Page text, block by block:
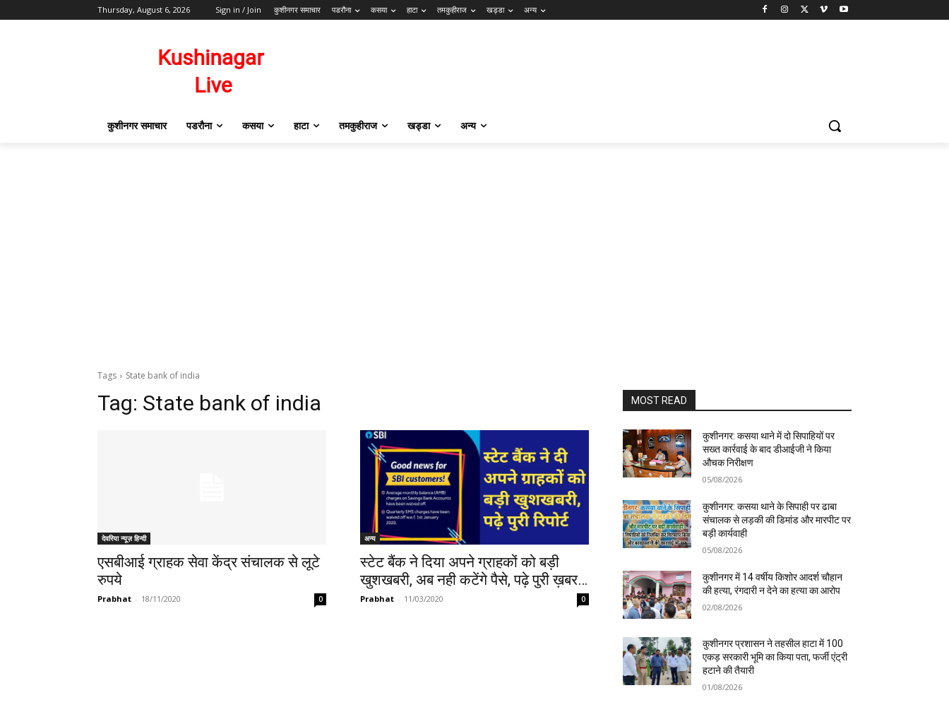
Thursday, August 6, 2026 Sign in / Join कुशीनगर समाचार पडरौना कसया हाटा तमकुहीराज खड्डा अन्य
कुशीनगर समाचार पडरौना कसया हाटा तमकुहीराज खड्डा अन्य
Tags State bank of india
Tag: State bank of india
देवरिया न्यूज़ हिन्दी
एसबीआई ग्राहक सेवा केंद्र संचालक से लूटे
रुपये
Prabhat - 18/11/2020 0
अन्य
स्टेट बैंक ने दिया अपने ग्राहकों को बड़ी
खुशखबरी, अब नही कटेंगे पैसे, पढ़े पुरी ख़बर…
Prabhat - 11/03/2020 0
MOST READ
कुशीनगर: कसया थाने में दो सिपाहियों पर
सख्त कार्रवाई के बाद डीआईजी ने किया
औचक निरीक्षण
05/08/2026
कुशीनगर: कसया थाने के सिपाही पर ढाबा
संचालक से लड़की की डिमांड और मारपीट पर
बड़ी कार्यवाही
05/08/2026
कुशीनगर में 14 वर्षीय किशोर आदर्श चौहान
की हत्या, रंगदारी न देने का हत्या का आरोप
02/08/2026
कुशीनगर प्रशासन ने तहसील हाटा में 100
एकड़ सरकारी भूमि का किया पता, फर्जी एंट्री
हटाने की तैयारी
01/08/2026